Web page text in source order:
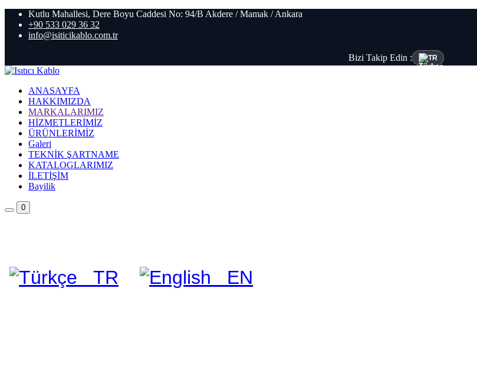
Kutlu Mahallesi, Dere Boyu Caddesi No: 94/B Akdere / Mamak / Ankara
+90 533 029 36 32
info@isiticikablo.com.tr
Bizi Takip Edin : TR
ANASAYFA
HAKKIMIZDA
MARKALARIMIZ
HİZMETLERİMİZ
ÜRÜNLERİMİZ
Galeri
TEKNİK ŞARTNAME
KATALOGLARIMIZ
İLETİŞİM
Bayilik
0
TR EN